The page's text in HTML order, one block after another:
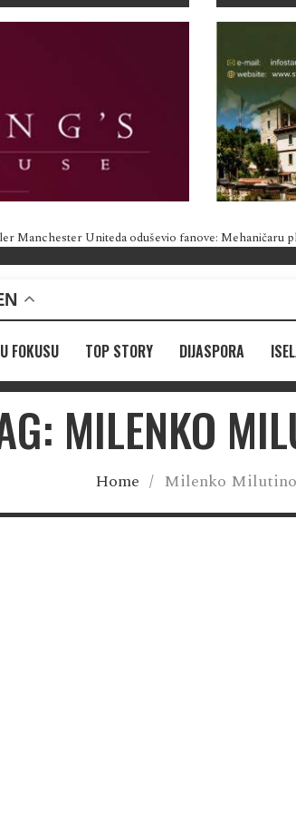
Manchester Uniteda oduševio fanove: Mehaničaru
U FOKUSU TOP STORY DIJASPORA
MILENKO
Home / Milenko